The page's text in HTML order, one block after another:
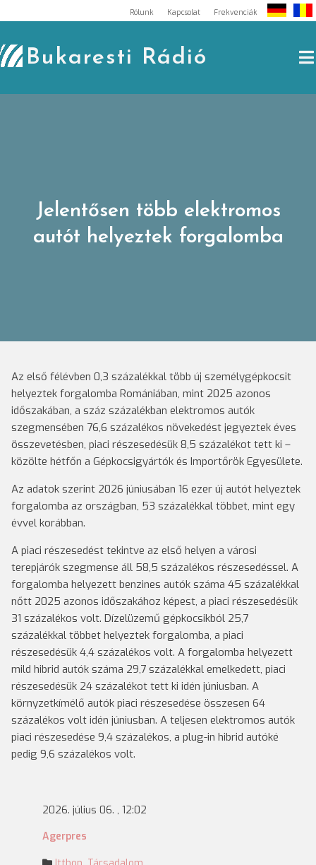
to
content
Rólunk Kapcsolat Frekvenciák
Bukaresti Rádió
Jelentősen több elektromos
autót helyeztek forgalomba
Az első félévben 0,3 százalékkal több új személygépkocsit
helyeztek forgalomba Romániában, mint 2025 azonos
időszakában, a száz százalékban elektromos autók
szegmensében 76,6 százalékos növekedést jegyeztek éves
összevetésben, piaci részesedésük 8,5 százalékot tett ki –
közölte hétfőn a Gépkocsigyártók és Importőrök Egyesülete.
Az adatok szerint 2026 júniusában 16 ezer új autót helyeztek
forgalomba az országban, 53 százalékkal többet, mint egy
évvel korábban.
A piaci részesedést tekintve az első helyen a városi
terepjárók szegmense áll 58,5 százalékos részesedéssel. A
forgalomba helyezett benzines autók száma 45 százalékkal
nőtt 2025 azonos időszakához képest, a piaci részesedésük
31 százalékos volt. Dízelüzemű gépkocsikból 25,7
százalékkal többet helyeztek forgalomba, a piaci
részesedésük 4,4 százalékos volt. A forgalomba helyezett
mild hibrid autók száma 29,7 százalékkal emelkedett, piaci
részesedésük 24 százalékot tett ki idén júniusban. A
környzetkímélő autók piaci részesedése összesen 64
százalékos volt idén júniusban. A teljesen elektromos autók
piaci részesedése 9,4 százalékos, a plug-in hibrid autóké
pedig 9,6 százalékos volt.
2026. július 06. , 12:02
Agerpres